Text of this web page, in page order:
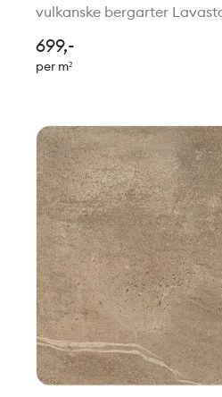
vulkanske bergarter
i vulkanske bergarter. Serien
naturlig og levende uttrykk,
699,-
per m²